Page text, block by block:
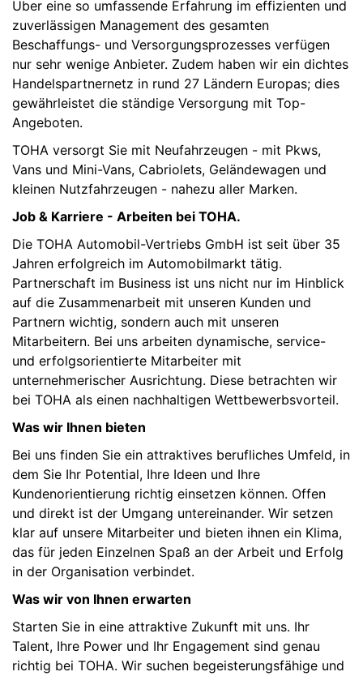
Über eine so umfassende Erfahrung im effizienten und
zuverlässigen Management des gesamten
Beschaffungs- und Versorgungsprozesses verfügen
nur sehr wenige Anbieter. Zudem haben wir ein dichtes
Handelspartnernetz in rund 27 Ländern Europas; dies
gewährleistet die ständige Versorgung mit Top-
Angeboten.
TOHA versorgt Sie mit Neufahrzeugen - mit Pkws,
Vans und Mini-Vans, Cabriolets, Geländewagen und
kleinen Nutzfahrzeugen - nahezu aller Marken.
Job & Karriere - Arbeiten bei TOHA.
Die TOHA Automobil-Vertriebs GmbH ist seit über 35
Jahren erfolgreich im Automobilmarkt tätig.
Partnerschaft im Business ist uns nicht nur im Hinblick
auf die Zusammenarbeit mit unseren Kunden und
Partnern wichtig, sondern auch mit unseren
Mitarbeitern. Bei uns arbeiten dynamische, service-
und erfolgsorientierte Mitarbeiter mit
unternehmerischer Ausrichtung. Diese betrachten wir
bei TOHA als einen nachhaltigen Wettbewerbsvorteil.
Was wir Ihnen bieten
Bei uns finden Sie ein attraktives berufliches Umfeld, in
dem Sie Ihr Potential, Ihre Ideen und Ihre
Kundenorientierung richtig einsetzen können. Offen
und direkt ist der Umgang untereinander. Wir setzen
klar auf unsere Mitarbeiter und bieten ihnen ein Klima,
das für jeden Einzelnen Spaß an der Arbeit und Erfolg
in der Organisation verbindet.
Was wir von Ihnen erwarten
Starten Sie in eine attraktive Zukunft mit uns. Ihr
Talent, Ihre Power und Ihr Engagement sind genau
richtig bei TOHA. Wir suchen begeisterungsfähige und